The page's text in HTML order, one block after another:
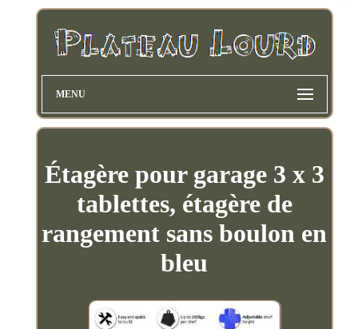
MENU
Étagère pour garage 3 x 3
tablettes, étagère de
rangement sans boulon en
bleu